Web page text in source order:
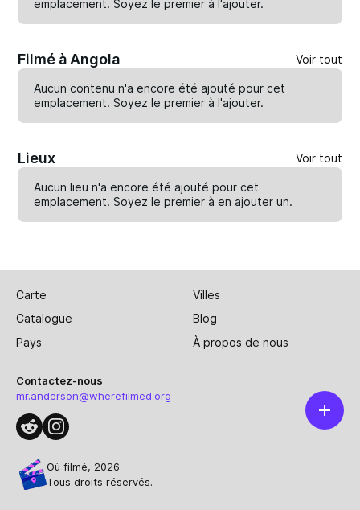
emplacement. Soyez le premier àl'ajouter.
Filmé à Angola Voir tout
Aucun contenu n'a encore été ajouté pour cet
emplacement. Soyez le premier àl'ajouter.
Lieux Voir tout
Aucun lieu n'a encore été ajouté pour cet
emplacement. Soyez le premier à enajouter un.
Carte
Villes
Catalogue
Blog
Pays
À propos de nous
Contactez-nous
mr.anderson@wherefilmed.org
Où filmé, 2026
Tous droits réservés.